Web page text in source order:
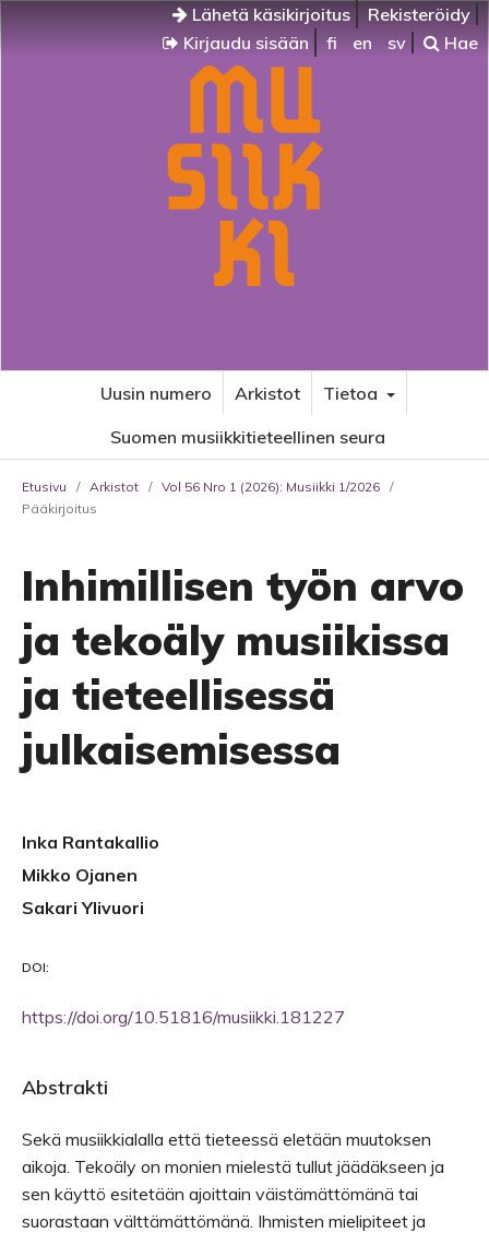
Lähetä käsikirjoitus
Rekisteröidy
Kirjaudu sisään
fi en sv Hae
Uusin numero Arkistot
Tietoa
Suomen musiikkitieteellinen seura
Etusivu / Arkistot / Vol 56 Nro 1 (2026): Musiikki 1/2026 /
Pääkirjoitus
Inhimillisen työn arvo
ja tekoäly musiikissa
ja tieteellisessä
julkaisemisessa
Inka Rantakallio
Mikko Ojanen
Sakari Ylivuori
DOI:
https://doi.org/10.51816/musiikki.181227
Abstrakti
Sekä musiikkialalla että tieteessä eletään muutoksen
aikoja. Tekoäly on monien mielestä tullut jäädäkseen ja
sen käyttö esitetään ajoittain väistämättömänä tai
suorastaan välttämättömänä. Ihmisten mielipiteet ja